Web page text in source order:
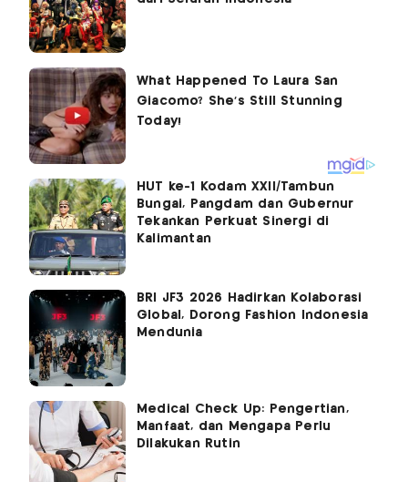
HUT ke-1 Kodam XXII/Tambun
Bungai, Pangdam dan Gubernur
Tekankan Perkuat Sinergi di
Kalimantan
BRI JF3 2026 Hadirkan Kolaborasi
Global, Dorong Fashion Indonesia
Mendunia
Medical Check Up: Pengertian,
Manfaat, dan Mengapa Perlu
Dilakukan Rutin